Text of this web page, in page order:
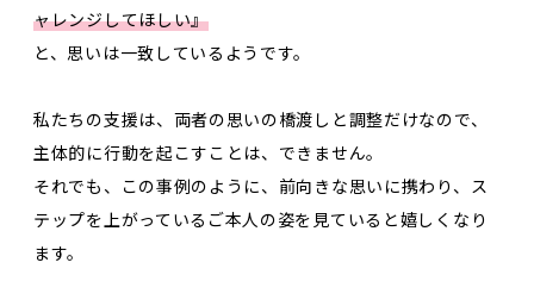
ャレンジしてほしい』
と、思いは一致しているようです。
私たちの支援は、両者の思いの橋渡しと調整だけなので、
主体的に行動を起こすことは、できません。
それでも、この事例のように、前向きな思いに携わり、ス
テップを上がっているご本人の姿を見ていると嬉しくなり
ます。